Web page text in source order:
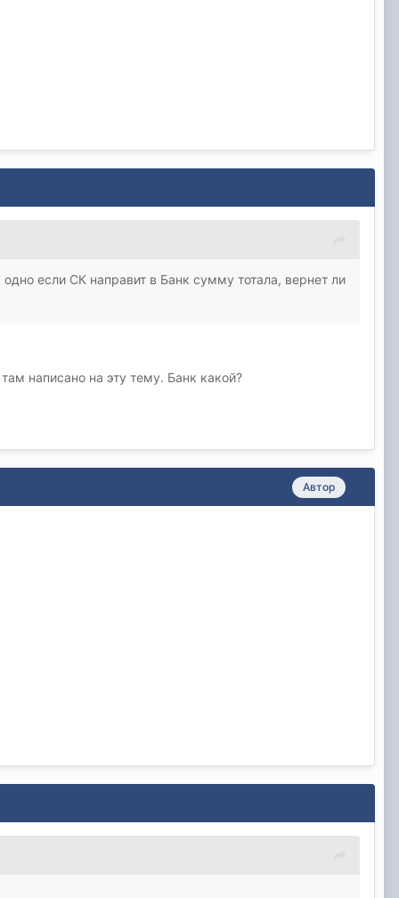
если СК направит в Банк сумму тотала, вернет ли
написано на эту тему. Банк какой?
Автор